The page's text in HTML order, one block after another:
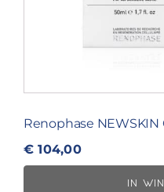
Renophase NEWSKIN
€ 104,00
IN